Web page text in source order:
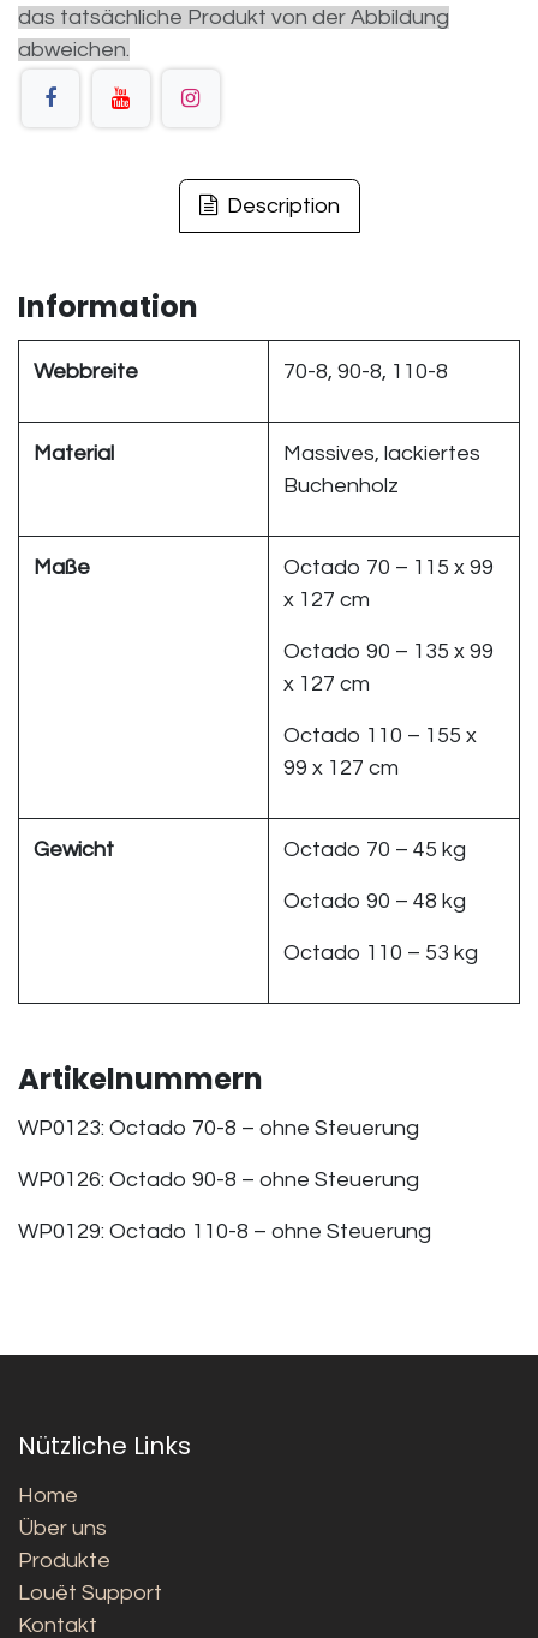
das tatsächliche Produkt von der Abbildung
abweichen.
Description
Information
Webbreite 70-8, 90-8, 110-8
Material
Massives, lackiertes
Buchenholz
Maße
Octado 70 – 115 x 99
x 127 cm
Octado 90 – 135 x 99
x 127 cm
Octado 110 – 155 x
99 x 127 cm
Gewicht Octado 70 – 45 kg
Octado 90 – 48 kg
Octado 110 – 53 kg
Artikelnummern
WP0123: Octado 70-8 – ohne Steuerung
WP0126: Octado 90-8 – ohne Steuerung
WP0129: Octado 110-8 – ohne Steuerung
Nützliche Links
Home
Über uns
Produkte
Louët Support
Kontakt